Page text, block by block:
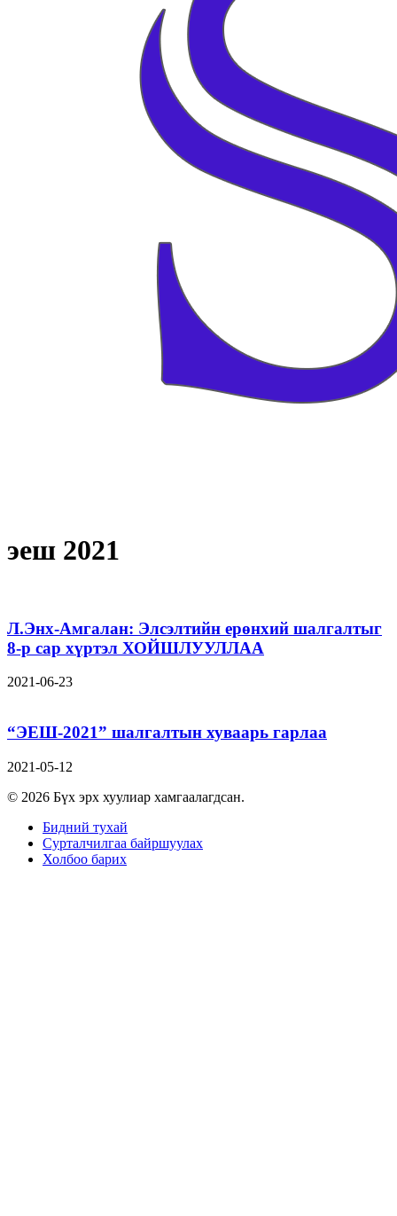
эеш 2021
Л.Энх-Амгалан: Элсэлтийн ерөнхий шалгалтыг
8-р сар хүртэл ХОЙШЛУУЛЛАА
2021-06-23
“ЭЕШ-2021” шалгалтын хуваарь гарлаа
2021-05-12
© 2026 Бүх эрх хуулиар хамгаалагдсан.
Бидний тухай
Сурталчилгаа байршуулах
Холбоо барих